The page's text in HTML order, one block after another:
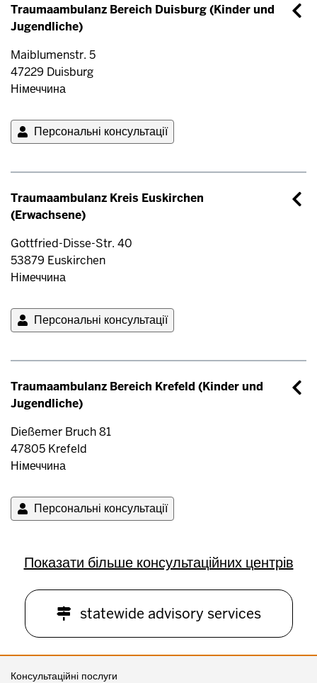
Traumaambulanz Bereich Duisburg (Kinder und
Jugendliche)
Maiblumenstr. 5
47229 Duisburg
Німеччина
Персональні консультації
Traumaambulanz Kreis Euskirchen
(Erwachsene)
Gottfried-Disse-Str. 40
53879 Euskirchen
Німеччина
Персональні консультації
Traumaambulanz Bereich Krefeld (Kinder und
Jugendliche)
Dießemer Bruch 81
47805 Krefeld
Німеччина
Персональні консультації
Розбивка
на
сторінки
Показати більше консультаційних центрів
statewide advisory services
Консультаційні послуги